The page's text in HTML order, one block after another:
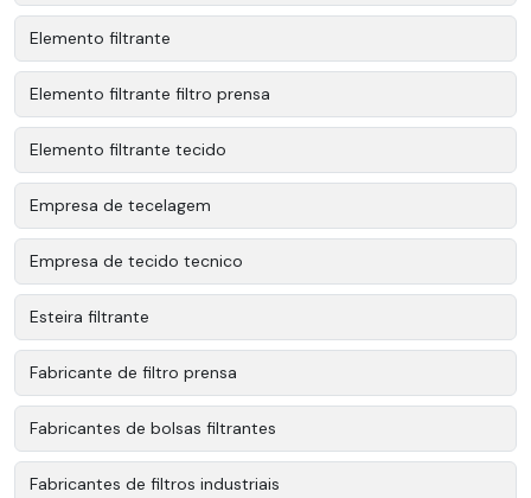
Elemento filtrante
Elemento filtrante filtro prensa
Elemento filtrante tecido
Empresa de tecelagem
Empresa de tecido tecnico
Esteira filtrante
Fabricante de filtro prensa
Fabricantes de bolsas filtrantes
Fabricantes de filtros industriais